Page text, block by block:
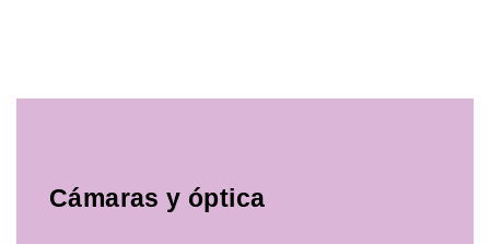
Cámaras y óptica